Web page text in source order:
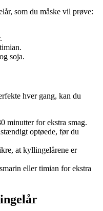
som du måske vil prøve:
soja.
hver gang, kan du
minutter for ekstra smag.
optøede, før du
at kyllingelårene er
eller timian for ekstra